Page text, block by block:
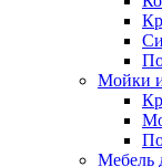
Мойки
Мебель